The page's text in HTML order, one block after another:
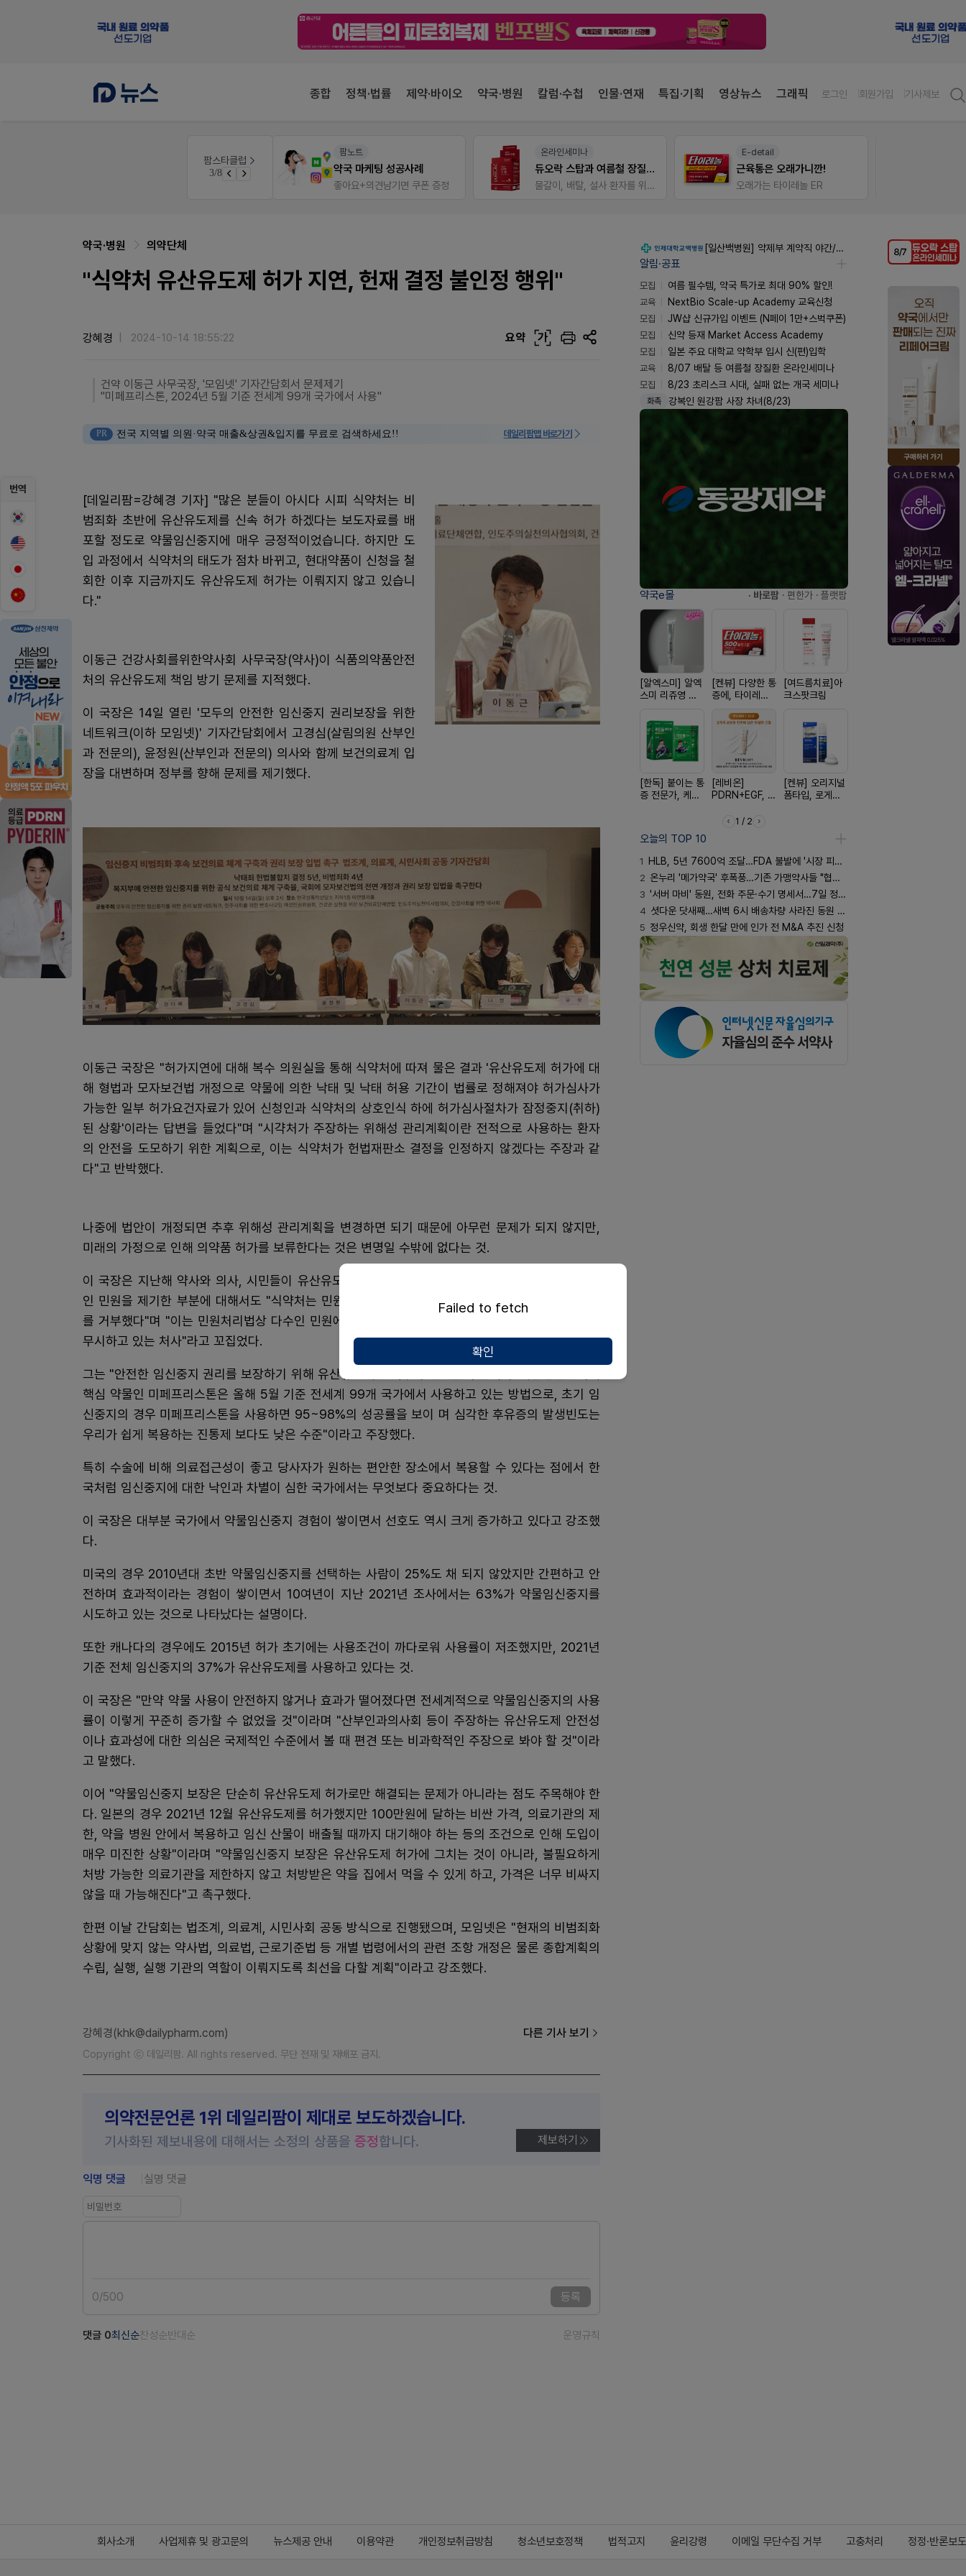
종합 정책·법률 제약·바이오 약국·병원 칼럼·수첩 인물·연재 특집·기획 영상뉴스 그래픽 로그인 회원가입 기사제보
팜스타클럽
3/8 약국 첫 채용공고 0원+'한번 더' 무료 연장
팜노트
약국 마케팅 성공사례
좋아요+의견남기면 쿠폰 증정
온라인세미나
듀오락 스탑과 여름철 장질환 대응법
물갈이, 배탈, 설사 환자를 위한 실전 상담&판매 전략
E-detail
근육통은 오래가니깐!
오래가는 타이레놀 ER
번역
약국·병원 의약단체
"식약처 유산유도제 허가 지연, 헌재 결정 불인정 행위"
강혜경 2024-10-14 18:55:22 요약 가
건약 이동근 사무국장, '모임넷' 기자간담회서 문제제기
"미페프리스톤, 2024년 5월 기준 전세계 99개 국가에서 사용"
PR 전국 지역별 의원·약국 매출&상권&입지를 무료로 검색하세요!! 데일리팜맵 바로가기
[데일리팜=강혜경 기자] "많은 분들이 아시다 시피 식약처는 비
범죄화 초반에 유산유도제를 신속 허가 하겠다는 보도자료를 배
포할 정도로 약물임신중지에 매우 긍정적이었습니다. 하지만 도
입 과정에서 식약처의 태도가 점차 바뀌고, 현대약품이 신청을 철
회한 이후 지금까지도 유산유도제 허가는 이뤄지지 않고 있습니
다."
이동근 건강사회를위한약사회 사무국장(약사)이 식품의약품안전
처의 유산유도제 책임 방기 문제를 지적했다.
이 국장은 14일 열린 '모두의 안전한 임신중지 권리보장을 위한
네트워크(이하 모임넷)' 기자간담회에서 고경심(살림의원 산부인
과 전문의), 윤정원(산부인과 전문의) 의사와 함께 보건의료계 입
장을 대변하며 정부를 향해 문제를 제기했다.
이동근 국장은 "허가지연에 대해 복수 의원실을 통해 식약처에 따져 물은 결과 '유산유도제 허가에 대
해 형법과 모자보건법 개정으로 약물에 의한 낙태 및 낙태 허용 기간이 법률로 정해져야 허가심사가
가능한 일부 허가요건자료가 있어 신청인과 식약처의 상호인식 하에 허가심사절차가 잠정중지(취하)
된 상황'이라는 답변을 들었다"며 "시갹처가 주장하는 위해성 관리계획이란 전적으로 사용하는 환자
의 안전을 도모하기 위한 계획으로, 이는 식약처가 헌법재판소 결정을 인정하지 않겠다는 주장과 같
다"고 반박했다.
나중에 법안이 개정되면 추후 위해성 관리계획을 변경하면 되기 때문에 아무런 문제가 되지 않지만,
미래의 가정으로 인해 의약품 허가를 보류한다는 것은 변명일 수밖에 없다는 것.
이 국장은 지난해 약사와 의사, 시민들이 유산유도제 긴급도입 및 필수의약품 지정을 요구하는 다수
인 민원을 제기한 부분에 대해서도 "식약처는 민원에 대해 이해관계자의 합의가 필요하며, 민원요구
를 거부했다"며 "이는 민원처리법상 다수인 민원에 대해 예방대책을 마련해야 한다는 것을 식약처가
무시하고 있는 처사"라고 꼬집었다.
그는 "안전한 임신중지 권리를 보장하기 위해 유산유도제는 너무나 중요한 수단이다. 약물임신중지에
핵심 약물인 미페프리스톤은 올해 5월 기준 전세계 99개 국가에서 사용하고 있는 방법으로, 초기 임
신중지의 경우 미페프리스톤을 사용하면 95~98%의 성공률을 보이 며 심각한 후유증의 발생빈도는
우리가 쉽게 복용하는 진통제 보다도 낮은 수준"이라고 주장했다.
특히 수술에 비해 의료접근성이 좋고 당사자가 원하는 편안한 장소에서 복용할 수 있다는 점에서 한
국처럼 임신중지에 대한 낙인과 차별이 심한 국가에서는 무엇보다 중요하다는 것.
이 국장은 대부분 국가에서 약물임신중지 경험이 쌓이면서 선호도 역시 크게 증가하고 있다고 강조했
다.
미국의 경우 2010년대 초반 약물임신중지를 선택하는 사람이 25%도 채 되지 않았지만 간편하고 안
전하며 효과적이라는 경험이 쌓이면서 10여년이 지난 2021년 조사에서는 63%가 약물임신중지를
시도하고 있는 것으로 나타났다는 설명이다.
또한 캐나다의 경우에도 2015년 허가 초기에는 사용조건이 까다로워 사용률이 저조했지만, 2021년
기준 전체 임신중지의 37%가 유산유도제를 사용하고 있다는 것.
이 국장은 "만약 약물 사용이 안전하지 않거나 효과가 떨어졌다면 전세계적으로 약물임신중지의 사용
률이 이렇게 꾸준히 증가할 수 없었을 것"이라며 "산부인과의사회 등이 주장하는 유산유도제 안전성
이나 효과성에 대한 의심은 국제적인 수준에서 볼 때 편견 또는 비과학적인 주장으로 봐야 할 것"이라
고 말했다.
이어 "약물임신중지 보장은 단순히 유산유도제 허가로만 해결되는 문제가 아니라는 점도 주목해야 한
다. 일본의 경우 2021년 12월 유산유도제를 허가했지만 100만원에 달하는 비싼 가격, 의료기관의 제
한, 약을 병원 안에서 복용하고 임신 산물이 배출될 때까지 대기해야 하는 등의 조건으로 인해 도입이
매우 미진한 상황"이라며 "약물임신중지 보장은 유산유도제 허가에 그치는 것이 아니라, 불필요하게
처방 가능한 의료기관을 제한하지 않고 처방받은 약을 집에서 먹을 수 있게 하고, 가격은 너무 비싸지
않을 때 가능해진다"고 촉구했다.
한편 이날 간담회는 법조계, 의료계, 시민사회 공동 방식으로 진행됐으며, 모임넷은 "현재의 비범죄화
상황에 맞지 않는 약사법, 의료법, 근로기준법 등 개별 법령에서의 관련 조항 개정은 물론 종합계획의
수립, 실행, 실행 기관의 역할이 이뤄지도록 최선을 다할 계획"이라고 강조했다.
강혜경(khk@dailypharm.com) 다른 기사 보기
Copyright ⓒ 데일리팜. All rights reserved. 무단 전재 및 재배포 금지.
의약전문언론 1위 데일리팜이 제대로 보도하겠습니다.
기사화된 제보내용에 대해서는 소정의 상품을 증정합니다. 제보하기
익명 댓글 실명 댓글
0/500 등록
댓글 0최신순찬성순반대순 운영규칙
[일산백병원] 약제부 계약직 야간/주말당직약사 (신입/경력) 모집 공고
알림·공표
모집
여름 필수템, 약국 특가로 최대 90% 할인!
교육
NextBio Scale-up Academy 교육신청
모집
JW샵 신규가입 이벤트 (N페이 1만+스벅쿠폰)
모집
신약 등재 Market Access Academy
모집
일본 주요 대학교 약학부 입시 신(편)입학
교육
8/07 배탈 등 여름철 장질환 온라인세미나
모집
8/23 초리스크 시대, 실패 없는 개국 세미나
화촉 강복인 원강팜 사장 차녀(8/23)
약국e몰 · 바로팜 · 편한가 · 플랫팜
[알엑스미] 알엑
스미 리쥬영 울
10000 딥리페
어 크림
[켄뷰] 다양한 통
증에, 타이레놀
정
[여드름치료]아
크스팟크림
[한독] 붙이는 통
증 전문가, 케토
[레비온]
PDRN+EGF, 레
EGF 크림
[켄뷰] 오리지널
폼타입, 로게인
1 / 2
오늘의 TOP 10
1
HLB, 5년 7600억 조달…FDA 불발에 '시장 피로감'
2 온누리 '메가약국' 후폭풍…기존 가맹약사들 "협의체 만들자"
3 '서버 마비' 동원, 전화 주문·수기 명세서…7일 정상화 되나
4 셧다운 닷새째…새벽 6시 배송차량 사라진 동원 물류센터
5 정우신약, 회생 한달 만에 인가 전 M&A 추진 신청
회사소개 사업제휴 및 광고문의 뉴스제공 안내 이용약관 개인정보취급방침 청소년보호정책 법적고지 윤리강령 이메일 무단수집 거부 고충처리 정정·반론보도
Failed to fetch
확인